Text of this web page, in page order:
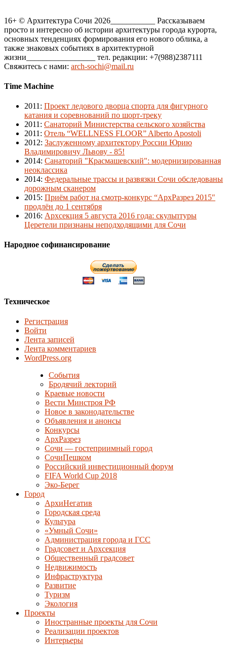
16+ © Архитектура Сочи 2026___________ Рассказываем
просто и интересно об истории архитектуры города курорта,
основных тенденциях формирования его нового облика, а
также знаковых событиях в архитектурной
жизни_________________ тел. редакции: +7(988)2387111
Свяжитесь с нами: arch-sochi@mail.ru
Time Machine
2011 : Проект ледового дворца спорта для фигурного
катания и соревнований по шорт-треку
2011 : Санаторий Министерства сельского хозяйства
2011 : Отель “WELLNESS FLOOR” Alberto Apostoli
2012: Заслуженному архитектору России Юрию
Владимировичу Львову - 85!
2014: Санаторий "Красмашевский": модернизированная
неоклассика
2014: Федеральные трассы и развязки Сочи обследованы
дорожным сканером
2015: Приём работ на смотр-конкурс “АрхРазрез 2015″
продлён до 1 сентября
2016: Архсекция 5 августа 2016 года: скульптуры
Церетели признаны неподходящими для Сочи
Народное софинансирование
Техническое
Регистрация
Войти
Лента записей
Лента комментариев
WordPress.org
События
Бродячий лекторий
Краевые новости
Вести Минстроя РФ
Новое в законодательстве
Объявления и анонсы
Конкурсы
АрхРазрез
Сочи — гостеприимный город
СочиПешком
Российский инвестиционный форум
FIFA World Cup 2018
Эко-Берег
Город
АрхиНегатив
Городская среда
Культура
«Умный Сочи»
Администрация города и ГСС
Градсовет и Архсекция
Общественный градсовет
Недвижимость
Инфраструктура
Развитие
Туризм
Экология
Проекты
Иностранные проекты для Сочи
Реализации проектов
Интерьеры